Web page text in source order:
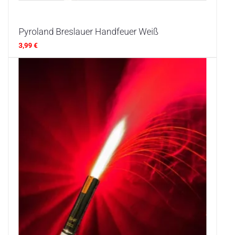
Pyroland Breslauer Handfeuer Weiß
3,99€